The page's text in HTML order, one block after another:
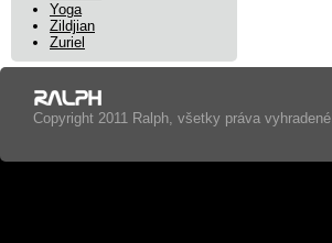
Yoga
Zildjian
Zuriel
Copyright 2011 Ralph, všetky práva vyhradené.